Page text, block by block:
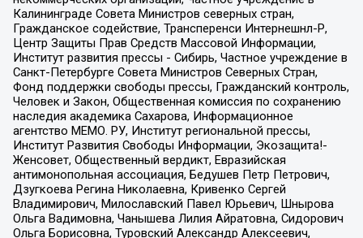
Калининграде Совета Министров северных стран,
Гражданское содействие, Трансперенси Интернешнл-Р,
Центр Защиты Прав Средств Массовой Информации,
Институт развития прессы - Сибирь, Частное учреждение в
Санкт-Петербурге Совета Министров Северных Стран,
Фонд поддержки свободы прессы, Гражданский контроль,
Человек и Закон, Общественная комиссия по сохранению
наследия академика Сахарова, Информационное
агентство МЕМО. РУ, Институт региональной прессы,
Институт Развития Свободы Информации, Экозащита!-
Женсовет, Общественный вердикт, Евразийская
антимонопольная ассоциация, Бедушев Петр Петрович,
Дзугкоева Регина Николаевна, Кривенко Сергей
Владимирович, Милославский Павел Юрьевич, Шнырова
Ольга Вадимовна, Чанышева Лилия Айратовна, Сидорович
Ольга Борисовна, Туровский Александр Алексеевич,